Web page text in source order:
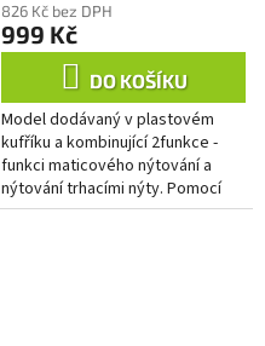
826 Kč bez DPH
999 Kč
DO KOŠÍKU
Model dodávaný v plastovém
kufříku a kombinující 2funkce -
funkci maticového nýtování a
nýtování trhacími nýty. Pomocí
nýtovací matice se v